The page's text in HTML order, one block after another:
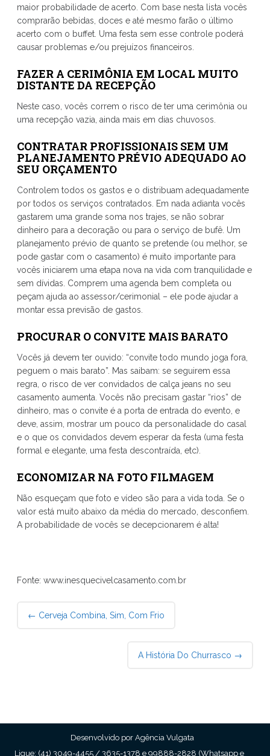
maior probabilidade de acerto. Com base nesta lista vocês
comprarão bebidas, doces e até mesmo farão o último
acerto com o buffet. Uma festa sem esse controle poderá
causar problemas e/ou prejuízos financeiros.
FAZER A CERIMÔNIA EM LOCAL MUITO
DISTANTE DA RECEPÇÃO
Neste caso, vocês correm o risco de ter uma cerimônia ou
uma recepção vazia, ainda mais em dias chuvosos.
CONTRATAR PROFISSIONAIS SEM UM
PLANEJAMENTO PRÉVIO ADEQUADO AO
SEU ORÇAMENTO
Controlem todos os gastos e o distribuam adequadamente
por todos os serviços contratados. Em nada adianta vocês
gastarem uma grande soma nos trajes, se não sobrar
dinheiro para a decoração ou para o serviço de bufê. Um
planejamento prévio de quanto se pretende (ou melhor, se
pode gastar com o casamento) é muito importante para
vocês iniciarem uma etapa nova na vida com tranquilidade e
sem dívidas. Comprem uma agenda bem completa ou
peçam ajuda ao assessor/cerimonial – ele pode ajudar a
montar essa previsão de gastos.
PROCURAR O CONVITE MAIS BARATO
Vocês já devem ter ouvido: “convite todo mundo joga fora,
peguem o mais barato”. Mas saibam: se seguirem essa
regra, o risco de ver convidados de calça jeans no seu
casamento aumenta. Vocês não precisam gastar “rios” de
dinheiro, mas o convite é a porta de entrada do evento, e
deve, assim, mostrar um pouco da personalidade do casal
e o que os convidados devem esperar da festa (uma festa
formal e elegante, uma festa descontraída, etc).
ECONOMIZAR NA FOTO FILMAGEM
Não esqueçam que foto e vídeo são para a vida toda. Se o
valor está muito abaixo da média do mercado, desconfiem.
A probabilidade de vocês se decepcionarem é alta!
Fonte: www.inesquecivelcasamento.com.br
Post
navigation
← Cerveja Combina, Sim, Com Frio
A História Do Churrasco →
Desenvolvido por Agência Vulgata
Ligue: (41) 3049-4455 / 3635-1378 e 99888-2828 (Whatsapp e